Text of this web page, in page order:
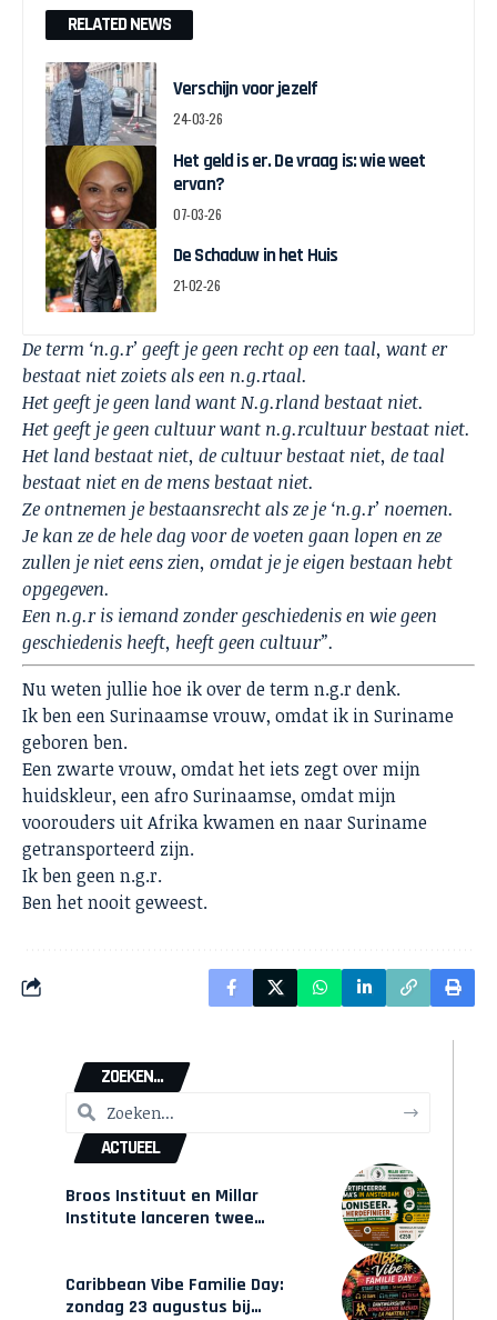
RELATED NEWS
Verschijn voor jezelf
24-03-26
Het geld is er. De vraag is: wie weet
ervan?
07-03-26
De Schaduw in het Huis
21-02-26
De term ‘n.g.r’ geeft je geen recht op een taal, want er
bestaat niet zoiets als een n.g.rtaal.
Het geeft je geen land want N.g.rland bestaat niet.
Het geeft je geen cultuur want n.g.rcultuur bestaat niet.
Het land bestaat niet, de cultuur bestaat niet, de taal
bestaat niet en de mens bestaat niet.
Ze ontnemen je bestaansrecht als ze je ‘n.g.r’ noemen.
Je kan ze de hele dag voor de voeten gaan lopen en ze
zullen je niet eens zien, omdat je je eigen bestaan hebt
opgegeven.
Een n.g.r is iemand zonder geschiedenis en wie geen
geschiedenis heeft, heeft geen cultuur”.
Nu weten jullie hoe ik over de term n.g.r denk.
Ik ben een Surinaamse vrouw, omdat ik in Suriname
geboren ben.
Een zwarte vrouw, omdat het iets zegt over mijn
huidskleur, een afro Surinaamse, omdat mijn
voorouders uit Afrika kwamen en naar Suriname
getransporteerd zijn.
Ik ben geen n.g.r.
Ben het nooit geweest.
ZOEKEN...
ACTUEEL
Broos Instituut en Millar
Institute lanceren twee
Caribbean Vibe Familie Day:
zondag 23 augustus bij